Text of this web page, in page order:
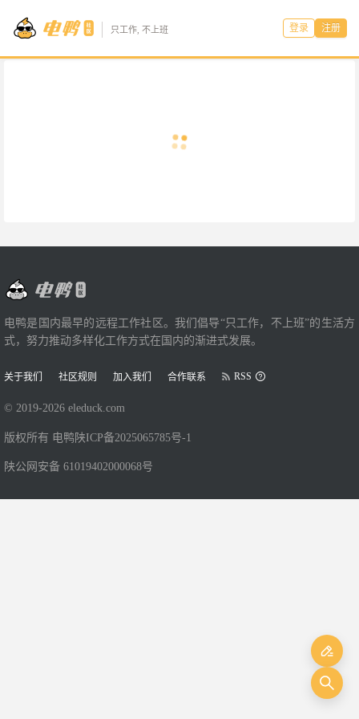
只工作, 不上班 登录 注册
电鸭是国内最早的远程工作社区。我们倡导“只工作，不上班”的生活方
式，努力推动多样化工作方式在国内的渐进式发展。
关于我们 社区规则 加入我们 合作联系 RSS
© 2019-2026 eleduck.com
版权所有 电鸭 陕ICP备2025065785号-1
陕公网安备 61019402000068号